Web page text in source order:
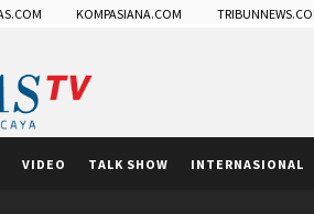
KOMPASIANA.COM
VIDEO TALK SHOW INTERNASIONAL